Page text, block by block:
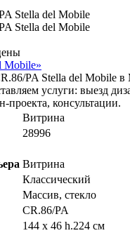
Mobile»
PA Stella del Mobile
услуги: выезд
проекта, консультации.
Витрина
28996
Витрина
Классический
Массив, стекло
CR.86/PA
144 x 46 h.224 см